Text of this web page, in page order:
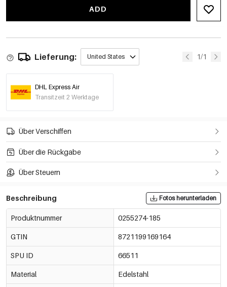
ADD
Lieferung: United States 1/1
DHL Express Air
Transitzeit 2 Werktage
Über Verschiffen
Über die Rückgabe
Über Steuern
Beschreibung Fotos herunterladen
Produktnummer 0255274-185
GTIN 8721199169164
SPU ID 66511
Material Edelstahl